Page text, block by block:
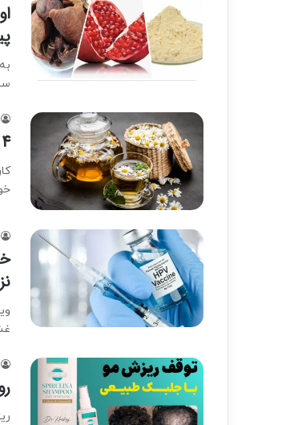
4 نوشیدنی شبانه که به کنترل قندخون کمک می کند.